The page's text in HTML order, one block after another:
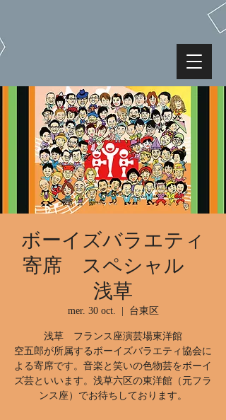
ボーイズバラエティ
寄席 スペシャル
浅草
mer. 30 oct. 台東区
浅草 フランス座演芸場東洋館
空五郎が所属するボーイズバラエティ協会に
よる寄席です。音楽と笑いの色物芸をボーイ
ズ芸といいます。浅草六区の東洋館（元フラ
ンス座）でお待ちしております。